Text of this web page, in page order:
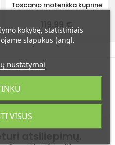
Toscanio moteriška kuprinė
119,99 €
kokybę, statistiniais
slapukus (angl.
nustatymai
VISUS